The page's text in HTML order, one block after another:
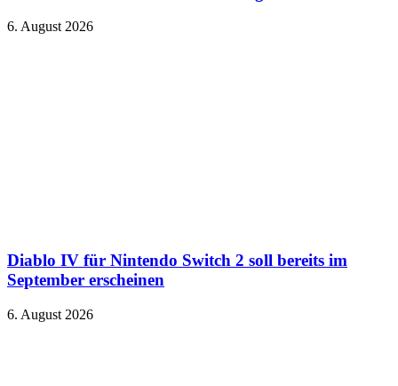
6. August 2026
Diablo IV für Nintendo Switch 2 soll bereits im
September erscheinen
6. August 2026